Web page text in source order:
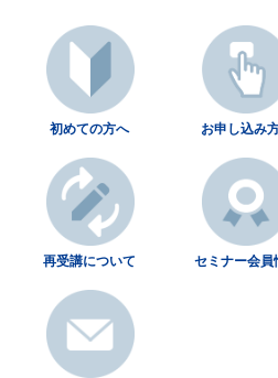
初めての方へ お申し込み
再受講について セミナー会員